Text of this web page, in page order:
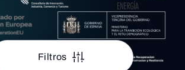
Filtros